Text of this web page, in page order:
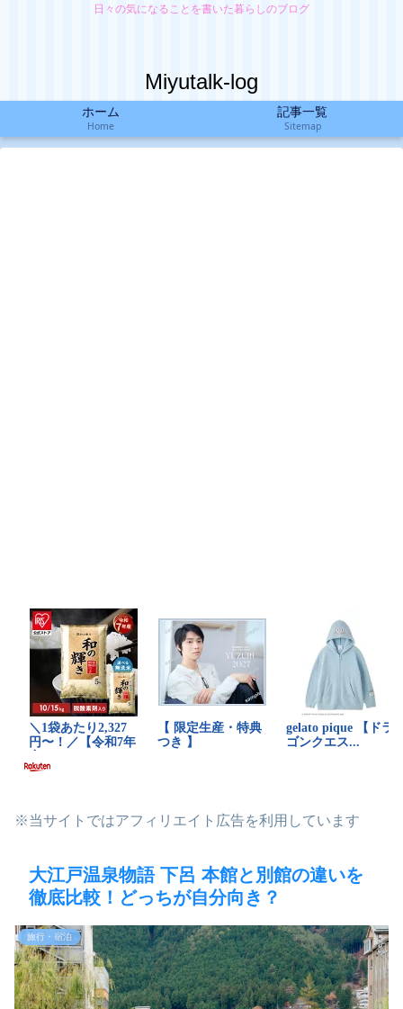
日々の気になることを書いた暮らしのブログ
Miyutalk-log
ホーム
Home
記事一覧
Sitemap
※当サイトではアフィリエイト広告を利用しています
大江戸温泉物語 下呂 本館と別館の違いを
徹底比較！どっちが自分向き？
旅行・宿泊